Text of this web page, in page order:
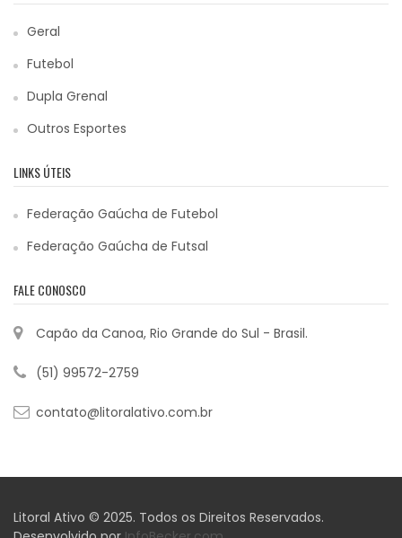
Geral
Futebol
Dupla Grenal
Outros Esportes
LINKS ÚTEIS
Federação Gaúcha de Futebol
Federação Gaúcha de Futsal
FALE CONOSCO
Capão da Canoa, Rio Grande do Sul - Brasil.
(51) 99572-2759
contato@litoralativo.com.br
Litoral Ativo © 2025. Todos os Direitos Reservados.